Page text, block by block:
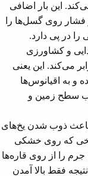
این بار اضافی
روی گسل‌ها را
را در پی دارد.
و کشاورزی
می‌کند. این یعنی
و به اقیانوس‌ها
سطح زمین و
ذوب شدن یخ‌های
که روی خشکی
را از روی قاره‌ها
فقط بالا آمدن